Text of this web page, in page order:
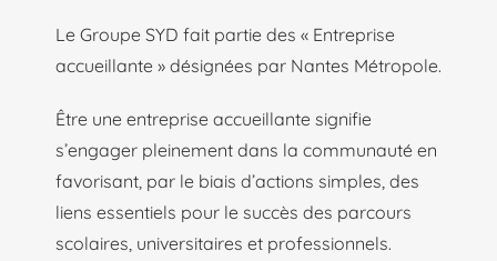
Le Groupe SYD fait partie des « Entreprise
accueillante » désignées par Nantes Métropole.
Être une entreprise accueillante signifie
s’engager pleinement dans la communauté en
favorisant, par le biais d’actions simples, des
liens essentiels pour le succès des parcours
scolaires, universitaires et professionnels.